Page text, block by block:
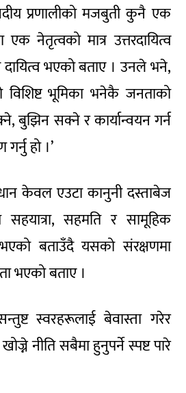
प्रणालीको मजबुती कुनै एक
नेतृत्वको मात्र उत्तरदायित्व
दायित्व भएको बताए । उनले भने,
भूमिका भनेकै जनताको
बुझिन सक्ने र कार्यान्वयन गर्न
हो ।’
केवल एउटा कानुनी दस्ताबेज
सहयात्रा, सहमति र सामूहिक
भएको बताउँदै यसको संरक्षणमा
भएको बताए ।
स्वरहरूलाई बेवास्ता गरेर
नीति सबैमा हुनुपर्ने स्पष्ट पारे